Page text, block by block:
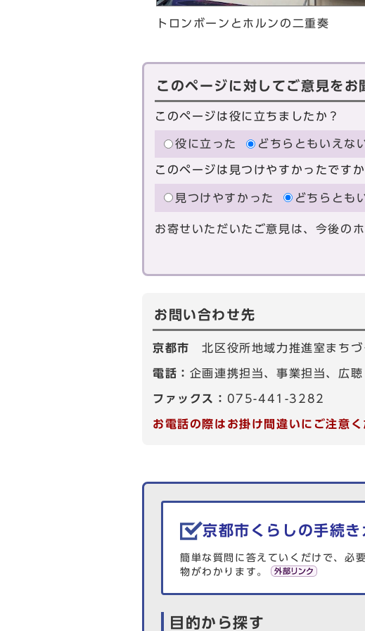
トロンボーンとホルンの二重奏
このページに対してご意見をお
このページは役に立ちましたか？
役に立った どちらともいえな
このページは見つけやすかったですか
見つけやすかった どちらとも
お寄せいただいたご意見は、今後の
お問い合わせ先
京都市北区役所地域力推進室まちづ
電話： 企画連携担当、事業担当、広
ファックス： 075-441-3282
お電話の際はお掛け間違いにご注意く
生活情報を探す
京都市くらしの手続き
簡単な質問に答えていくだけで、必
物がわかります。
目的から探す